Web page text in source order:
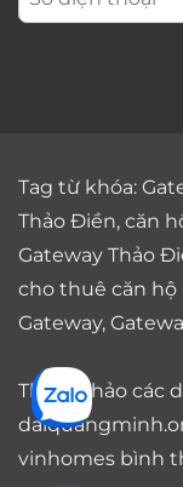
Tag từ khóa:
Thảo Điền, căn
Gateway Thảo
cho thuê căn hộ
Gateway,
Tham khảo các
vinhomes bình